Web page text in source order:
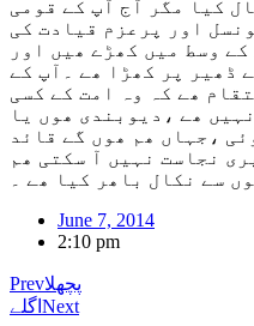
کیا مگر آج آپ کے قومی
اور پرعزم قیادت کی
وسط میں کھڑے ھیں اور
ڈھیر پر کھڑا ھے ۔آپ کے
ھے کہ وہ امت کے کسی
ھے ،دیوبندی ھوں یا
،جہاں ھم ھوں گے قائد
نجاست نہیں آ سکتی ھم
سے نکال باھر کیا ھے ۔
June 7, 2014
2:10 pm
Prevپچھلا
اگلے Next